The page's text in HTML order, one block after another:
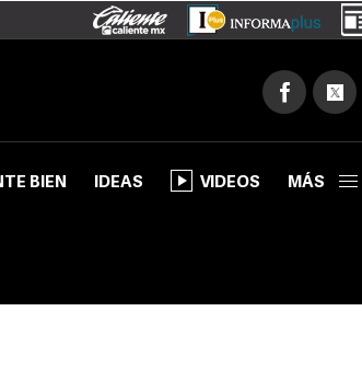
BIEN IDEAS VIDEOS MÁS